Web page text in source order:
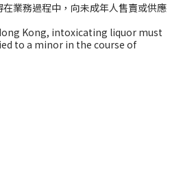
在業務過程中，向未成年人售賣或供應
Kong, intoxicating liquor must
to a minor in the course of